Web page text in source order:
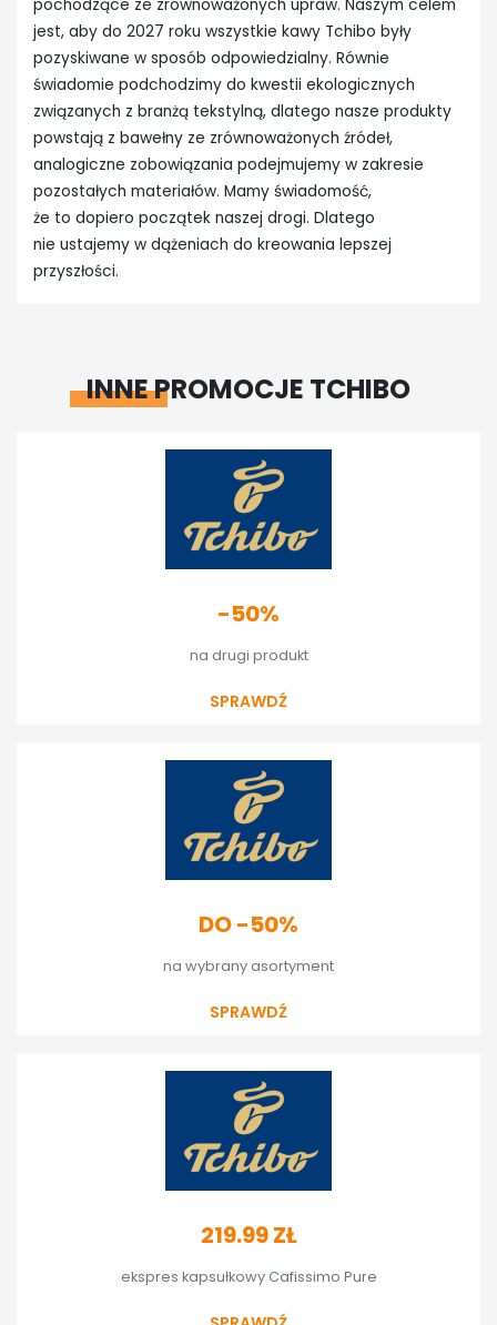
pochodzące ze zrównoważonych upraw. Naszym celem
jest, aby do 2027 roku wszystkie kawy Tchibo były
pozyskiwane w sposób odpowiedzialny. Równie
świadomie podchodzimy do kwestii ekologicznych
związanych z branżą tekstylną, dlatego nasze produkty
powstają z bawełny ze zrównoważonych źródeł,
analogiczne zobowiązania podejmujemy w zakresie
pozostałych materiałów. Mamy świadomość,
że to dopiero początek naszej drogi. Dlatego
nie ustajemy w dążeniach do kreowania lepszej
przyszłości.
INNE PROMOCJE TCHIBO
-50%
na drugi produkt
SPRAWDŹ
DO -50%
na wybrany asortyment
SPRAWDŹ
219.99ZŁ
ekspres kapsułkowy Cafissimo Pure